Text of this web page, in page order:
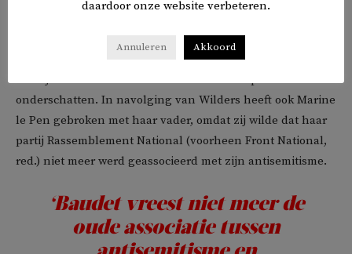
omdat Wilders in kibboets heeft gezeten, niet helemaal
opportunistisch is. Er is oprechte interesse. Daarnaast
moet je de betekenis van Wilders voor Europa niet
onderschatten. In navolging van Wilders heeft ook Marine
le Pen gebroken met haar vader, omdat zij wilde dat haar
partij Rassemblement National (voorheen Front National,
red.) niet meer werd geassocieerd met zijn antisemitisme.
‘Baudet vreest niet meer de
oude associatie tussen
daardoor onze website verbeteren.
Annuleren Akkoord